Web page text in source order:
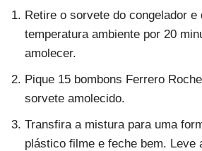
Retire o sorvete do congelador e
temperatura ambiente por 20
amolecer.
Pique 15 bombons Ferrero
sorvete amolecido.
Transfira a mistura para uma
plástico filme e feche bem. Leve